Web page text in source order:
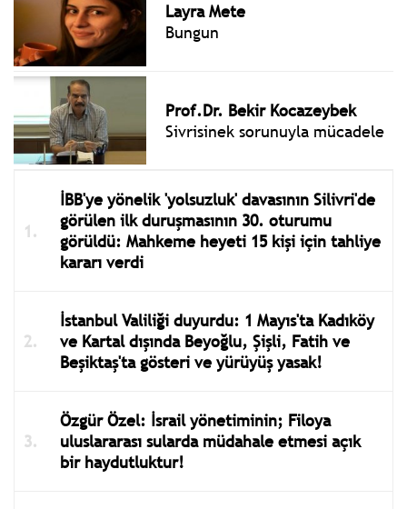
Layra Mete
Bungun
Prof.Dr. Bekir Kocazeybek
Sivrisinek sorunuyla mücadele
İBB'ye yönelik 'yolsuzluk' davasının Silivri'de
görülen ilk duruşmasının 30. oturumu
görüldü: Mahkeme heyeti 15 kişi için tahliye
kararı verdi
İstanbul Valiliği duyurdu: 1 Mayıs'ta Kadıköy
ve Kartal dışında Beyoğlu, Şişli, Fatih ve
Beşiktaş'ta gösteri ve yürüyüş yasak!
Özgür Özel: İsrail yönetiminin; Filoya
uluslararası sularda müdahale etmesi açık
bir haydutluktur!